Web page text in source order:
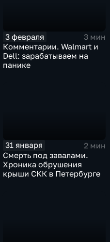
3 февраля
3 мин
Комментарии. Walmart и
Dell: зарабатываем на
панике
31 января
2 мин
Смерть под завалами.
Хроника обрушения
крыши СКК в Петербурге